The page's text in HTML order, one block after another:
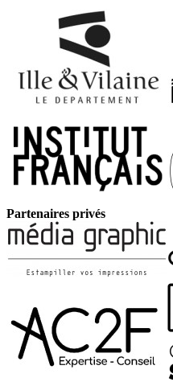
Partenaires privés